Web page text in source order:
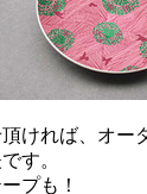
ければ、オー
す。
プも！